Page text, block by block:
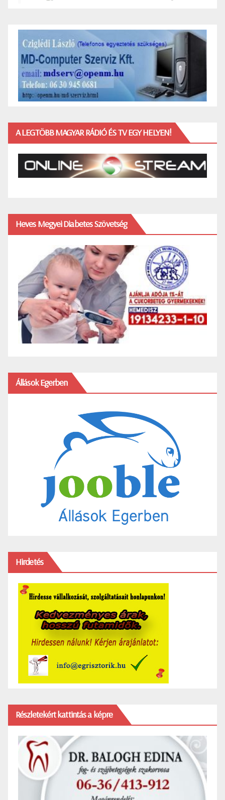
A LEGTÖBB MAGYAR RÁDIÓ ÉS TV EGY HELYEN!
Heves Megyei Diabetes Szövetség
Állások Egerben
Hirdetés
Részletekért kattintás a képre